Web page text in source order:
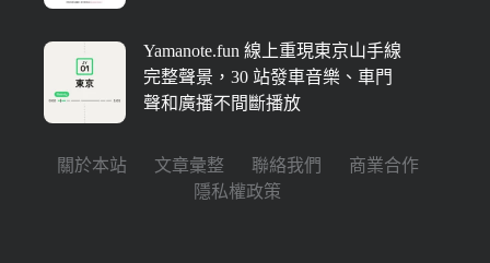
Yamanote.fun 線上重現東京山手線
完整聲景，30 站發車音樂、車門
聲和廣播不間斷播放
關於本站 文章彙整 聯絡我們
商業合作
隱私權政策